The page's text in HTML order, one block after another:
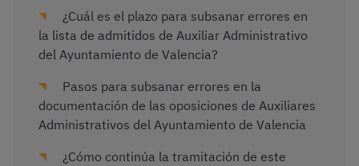
¿Cuál es el plazo para subsanar errores en
la lista de admitidos de Auxiliar Administrativo
del Ayuntamiento de Valencia?
Pasos para subsanar errores en la
documentación de las oposiciones de Auxiliares
Administrativos del Ayuntamiento de Valencia
¿Cómo continúa la tramitación de este